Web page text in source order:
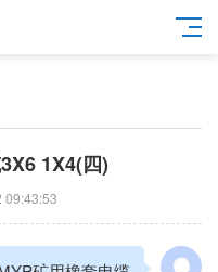
1X4(四)
09:43:53